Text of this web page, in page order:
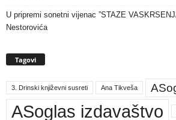
U pripremi sonetni vijenac ”STAZE
Nestorovića
Tagovi
3. Drinski književni susreti Ana Tikveša
ASoglas izdavaštvo